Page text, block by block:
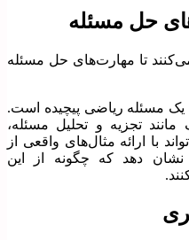
تا مهارت‌های حل مسئله
مسئله ریاضی پیچیده است.
تجزیه و تحلیل مسئله،
با ارائه مثال‌های واقعی از
نشان دهد که چگونه از این